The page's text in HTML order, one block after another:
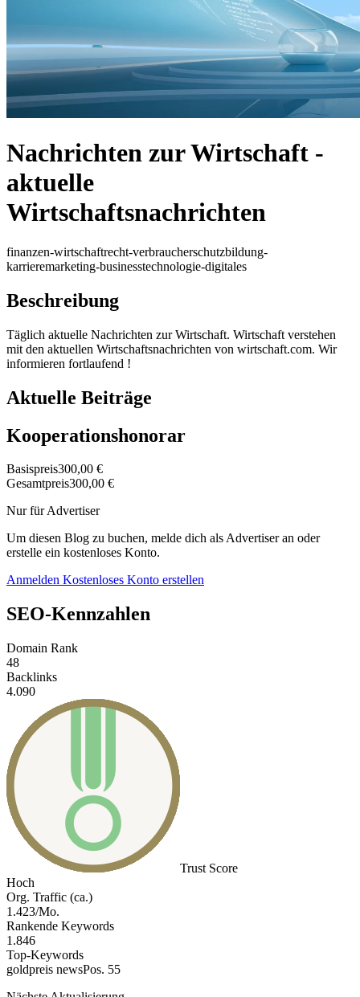
Nachrichten zur Wirtschaft -
aktuelle
Wirtschaftsnachrichten
finanzen-wirtschaftrecht-verbraucherschutzbildung-
karrieremarketing-businesstechnologie-digitales
Beschreibung
Täglich aktuelle Nachrichten zur Wirtschaft. Wirtschaft verstehen
mit den aktuellen Wirtschaftsnachrichten von wirtschaft.com. Wir
informieren fortlaufend !
Aktuelle Beiträge
Kooperationshonorar
Basispreis300,00 €
Gesamtpreis300,00 €
Nur für Advertiser
Um diesen Blog zu buchen, melde dich als Advertiser an oder
erstelle ein kostenloses Konto.
Anmelden Kostenloses Konto erstellen
SEO-Kennzahlen
Domain Rank
48
Backlinks
4.090
Trust Score
Hoch
Org. Traffic (ca.)
1.423/Mo.
Rankende Keywords
1.846
Top-Keywords
goldpreis newsPos. 55